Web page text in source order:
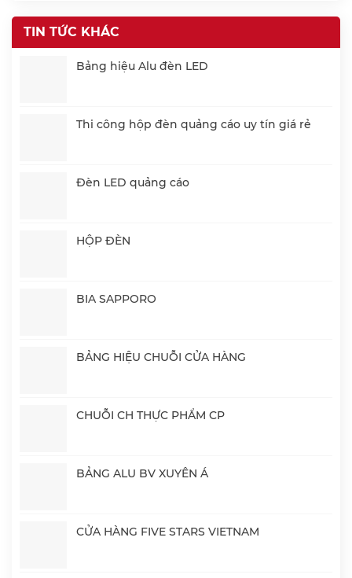
TIN TỨC KHÁC
Bảng hiệu Alu đèn LED
Thi công hộp đèn quảng cáo uy tín giá rẻ
Đèn LED quảng cáo
HỘP ĐÈN
BIA SAPPORO
BẢNG HIỆU CHUỖI CỬA HÀNG
CHUỖI CH THỰC PHẨM CP
BẢNG ALU BV XUYÊN Á
CỬA HÀNG FIVE STARS VIETNAM